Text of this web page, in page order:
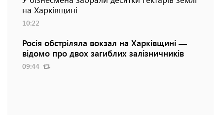
на Харківщині
10:22
Росія обстріляла вокзал на Харківщині —
відомо про двох загиблих залізничників
09:44